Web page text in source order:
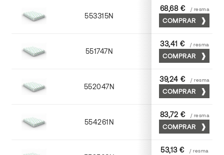
553315N 72 x 102
68,68 € / resma
COMPRAR
551747N 45 x 64
33,41 € / resma
COMPRAR
552047N 45 x 64
39,24 € / resma
COMPRAR
554261N 63 x 88
83,72 € / resma
COMPRAR
53,13 € / resma